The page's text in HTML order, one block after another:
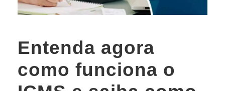
Entenda agora
como funciona o